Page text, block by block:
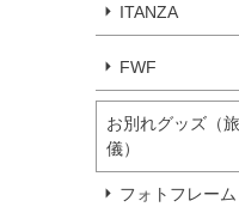
ITANZA
FWF
お別れグッズ（
儀）
フォトフレーム